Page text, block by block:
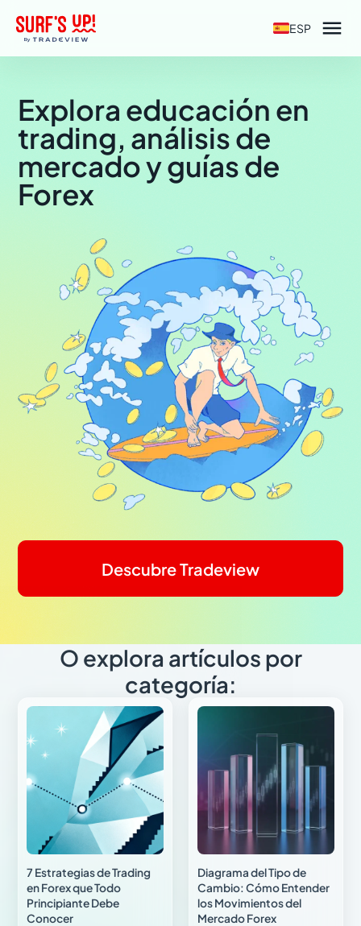
ESP 
Explora educación en
trading, análisis de
mercado y guías de
Forex
Descubre Tradeview
O explora artículos por
categoría:
7 Estrategias de Trading
en Forex que Todo
Principiante Debe
Conocer
Diagrama del Tipo de
Cambio: Cómo Entender
los Movimientos del
Mercado Forex